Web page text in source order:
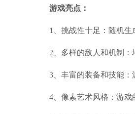
游戏亮点：
1、挑战性十足：随机生
2、多样的敌人和机制：
3、丰富的装备和技能：
4、像素艺术风格：游戏